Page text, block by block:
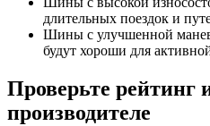
длительных поездок и
Шины с улучшенной
будут хороши для
Проверьте рейтинг
производителе